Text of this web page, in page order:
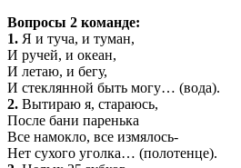
Вопросы 2 команде:
1. Я и туча, и туман,
И ручей, и океан,
И летаю, и бегу,
И стеклянной быть могу… (вода).
2. Вытираю я, стараюсь,
После бани паренька
Все намокло, все измялось-
Нет сухого уголка… (полотенце).